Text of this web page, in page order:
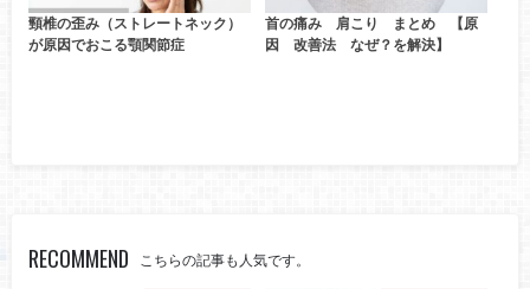
頸椎の歪み（ストレートネック）
が原因でおこる顎関節症
首の痛み 肩こり まとめ 【原
因 改善法 なぜ？を解決】
RECOMMEND こちらの記事も人気です。